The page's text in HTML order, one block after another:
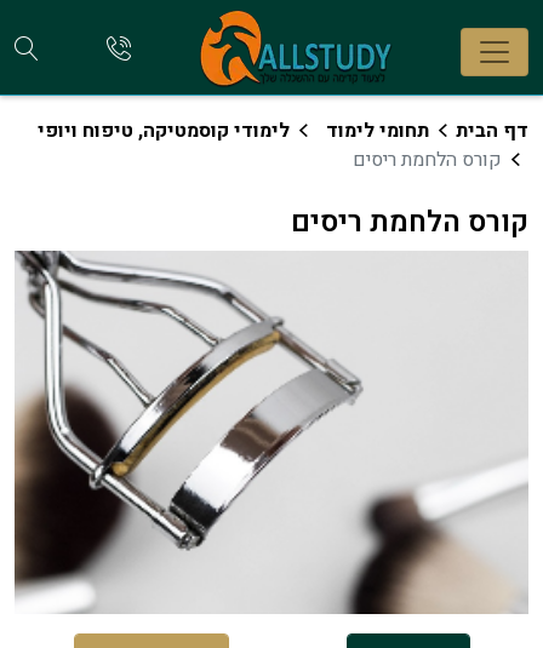
להתקשר
דף הבית תחומי לימוד
לימודי קוסמטיקה, טיפוח ויופי
קורס הלחמת ריסים
קורס הלחמת ריסים